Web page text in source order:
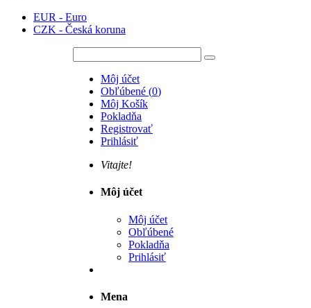
EUR - Euro
CZK - Česká koruna
Môj účet
Obľúbené (0)
Môj Košík
Pokladňa
Registrovať
Prihlásiť
Vitajte!
Môj účet
Môj účet
Obľúbené
Pokladňa
Prihlásiť
Mena